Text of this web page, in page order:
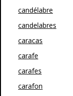
candélabre
candelabres
caracas
carafe
carafes
carafon